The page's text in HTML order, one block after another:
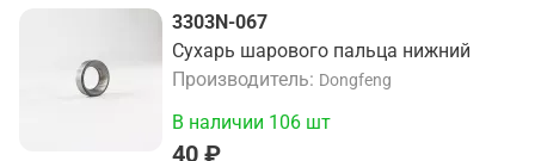
3303N-067
Сухарь шарового пальца нижний
Производитель
Dongfeng
40 ₽
В наличии 106 шт